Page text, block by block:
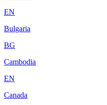
EN
Bulgaria
BG
Cambodia
EN
Canada